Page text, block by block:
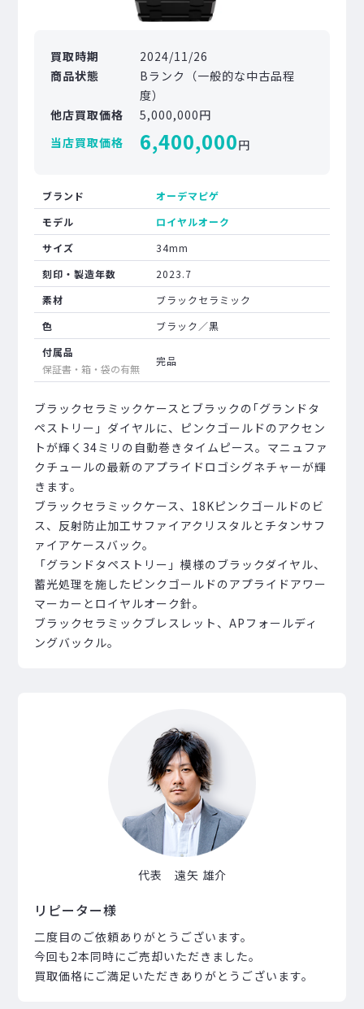
買取時期
2024/11/26
商品状態
Bランク（一般的な中古品程
度）
他店買取価格
5,000,000円
当店買取価格
6,400,000円
ブランド
オーデマピゲ
モデル
ロイヤルオーク
サイズ
34mm
刻印・製造年数
2023.7
素材
ブラックセラミック
色
ブラック／黒
付属品
保証書・箱・袋の有無
完品
ブラックセラミックケースとブラックの｢グランドタ
ペストリー」ダイヤルに、ピンクゴールドのアクセン
トが輝く34ミリの自動巻きタイムピース。マニュファ
クチュールの最新のアプライドロゴシグネチャーが輝
きます。
ブラックセラミックケース、18Kピンクゴールドのビ
ス、反射防止加工サファイアクリスタルとチタンサフ
ァイアケースバック。
「グランドタペストリー」模様のブラックダイヤル、
蓄光処理を施したピンクゴールドのアプライドアワー
マーカーとロイヤルオーク針。
ブラックセラミックブレスレット、APフォールディ
ングバックル。
代表 遠矢 雄介
リピーター様
二度目のご依頼ありがとうございます。
今回も2本同時にご売却いただきました。
買取価格にご満足いただきありがとうございます。